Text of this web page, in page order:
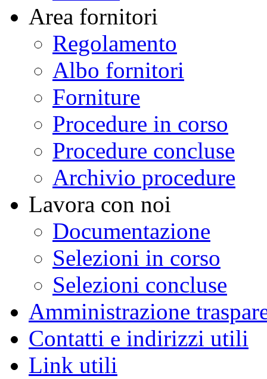
Area fornitori
Regolamento
Albo fornitori
Forniture
Procedure in corso
Procedure concluse
Archivio procedure
Lavora con noi
Documentazione
Selezioni in corso
Selezioni concluse
Amministrazione
Contatti e indirizzi utili
Link utili